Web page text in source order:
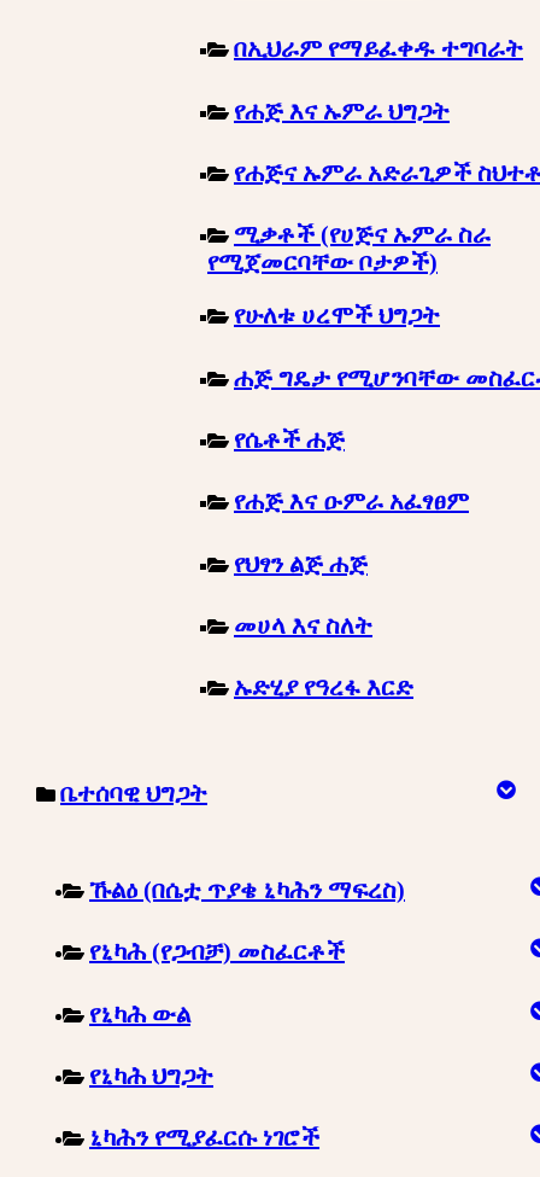
በኢህራም የማይፈቀዱ ተግባራት
የሐጅ እና ኡምራ ህግጋት
የሐጅና ኡምራ አድራጊዎች
ሚቃቶች (የሀጅና ኡምራ ስራ
የሚጀመርባቸው ቦታዎች)
የሁለቱ ሀረሞች ህግጋት
ሐጅ ግዴታ የሚሆንባቸው
የሴቶች ሐጅ
የሐጅ እና ዑምራ አፈፃፀም
የህፃን ልጅ ሐጅ
መሀላ እና ስለት
ኡድሂያ የዓረፋ እርድ
ቤተሰባዊ ህግጋት
ኹልዕ (በሴቷ ጥያቄ ኒካሕን ማፍረስ)
የኒካሕ (የጋብቻ) መስፈርቶች
የኒካሕ ውል
የኒካሕ ህግጋት
ኒካሕን የሚያፈርሱ ነገሮች